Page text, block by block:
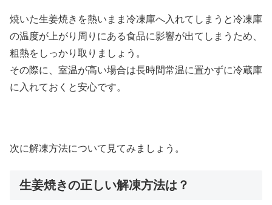
焼いた生姜焼きを熱いまま冷凍庫へ入れてしまうと冷凍庫
の温度が上がり周りにある食品に影響が出てしまうため、
粗熱をしっかり取りましょう。
その際に、室温が高い場合は長時間常温に置かずに冷蔵庫
に入れておくと安心です。
次に解凍方法について見てみましょう。
生姜焼きの正しい解凍方法は？